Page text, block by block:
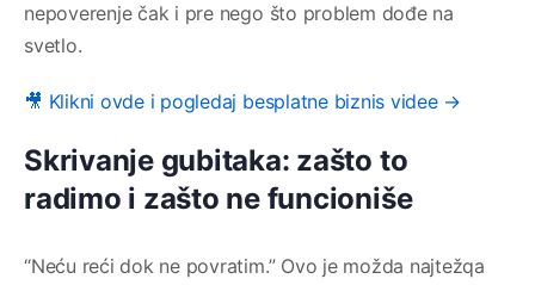
nepoverenje čak i pre nego što problem dođe na
svetlo.
🎥 Klikni ovde i pogledaj besplatne biznis videe →
Skrivanje gubitaka: zašto to
radimo i zašto ne funcioniše
“Neću reći dok ne povratim.” Ovo je možda najtežqa